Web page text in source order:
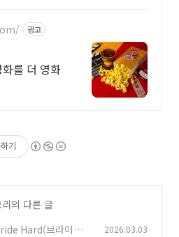
광고
를 더 영화
기
의 다른 글
Hard(브라이드
2026.03.03